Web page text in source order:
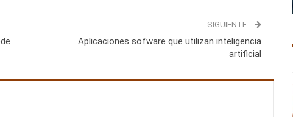
SIGUIENTE
Aplicaciones sofware que utilizan inteligencia
artificial